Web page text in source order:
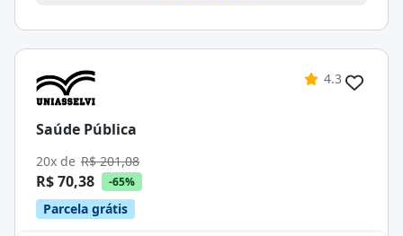
4.3
Saúde Pública
20x de R$ 201,08
R$ 70,38 -65%
Parcela grátis